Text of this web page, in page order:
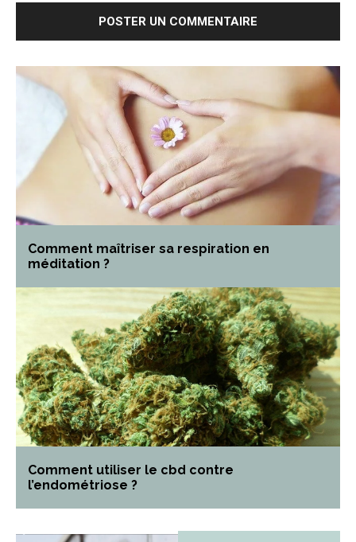
Comment maîtriser sa respiration en
méditation ?
Comment utiliser le cbd contre
l’endométriose ?